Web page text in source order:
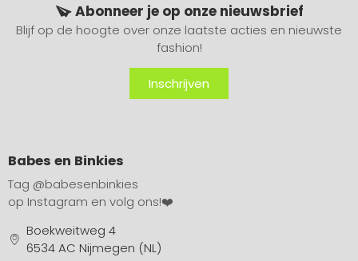
Abonneer je op onze nieuwsbrief
Blijf op de hoogte over onze laatste acties en nieuwste
fashion!
Inschrijven
Babes en Binkies
Tag @babesenbinkies
op Instagram en volg ons!❤️
Boekweitweg 4
6534 AC Nijmegen (NL)